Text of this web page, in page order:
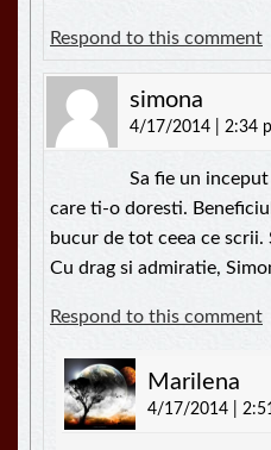
Respond to this comment
simona
4/17/2014 | 2:34
Sa fie un
care ti-o doresti.
bucur de tot ceea ce scrii.
Cu drag si admiratie,
Respond to this comment
Marilena
4/17/2014 |